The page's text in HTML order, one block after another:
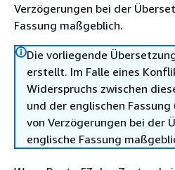
Verzögerungen bei der
Fassung maßgeblich.
Die vorliegende
erstellt. Im Falle eines
Widerspruchs zwischen
und der englischen
von Verzögerungen bei der
englische Fassung